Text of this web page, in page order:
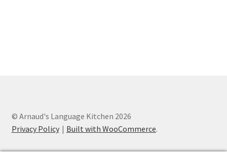
© Arnaud's Language Kitchen 2026
Privacy Policy
Built with WooCommerce.